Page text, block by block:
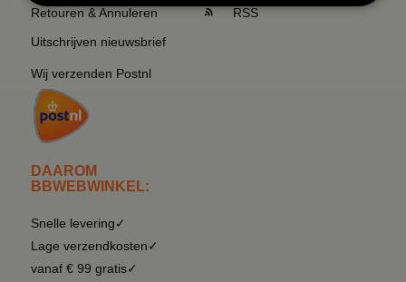
Retouren & Annuleren
Uitschrijven nieuwsbrief
Wij verzenden Postnl
DAAROM
BBWEBWINKEL:
Snelle levering✓
Lage verzendkosten✓
vanaf € 99 gratis✓
RSS